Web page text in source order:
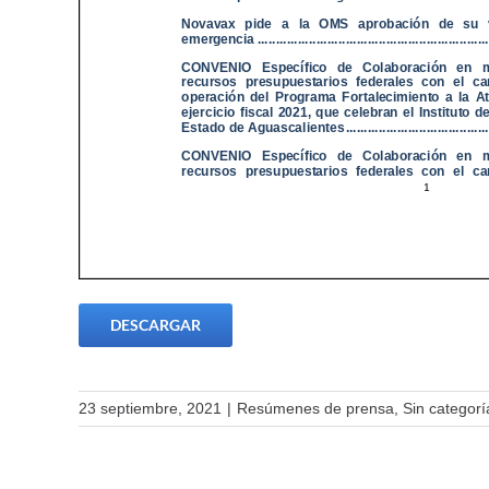
DESCARGAR
23 septiembre, 2021 | Resúmenes de prensa Sin